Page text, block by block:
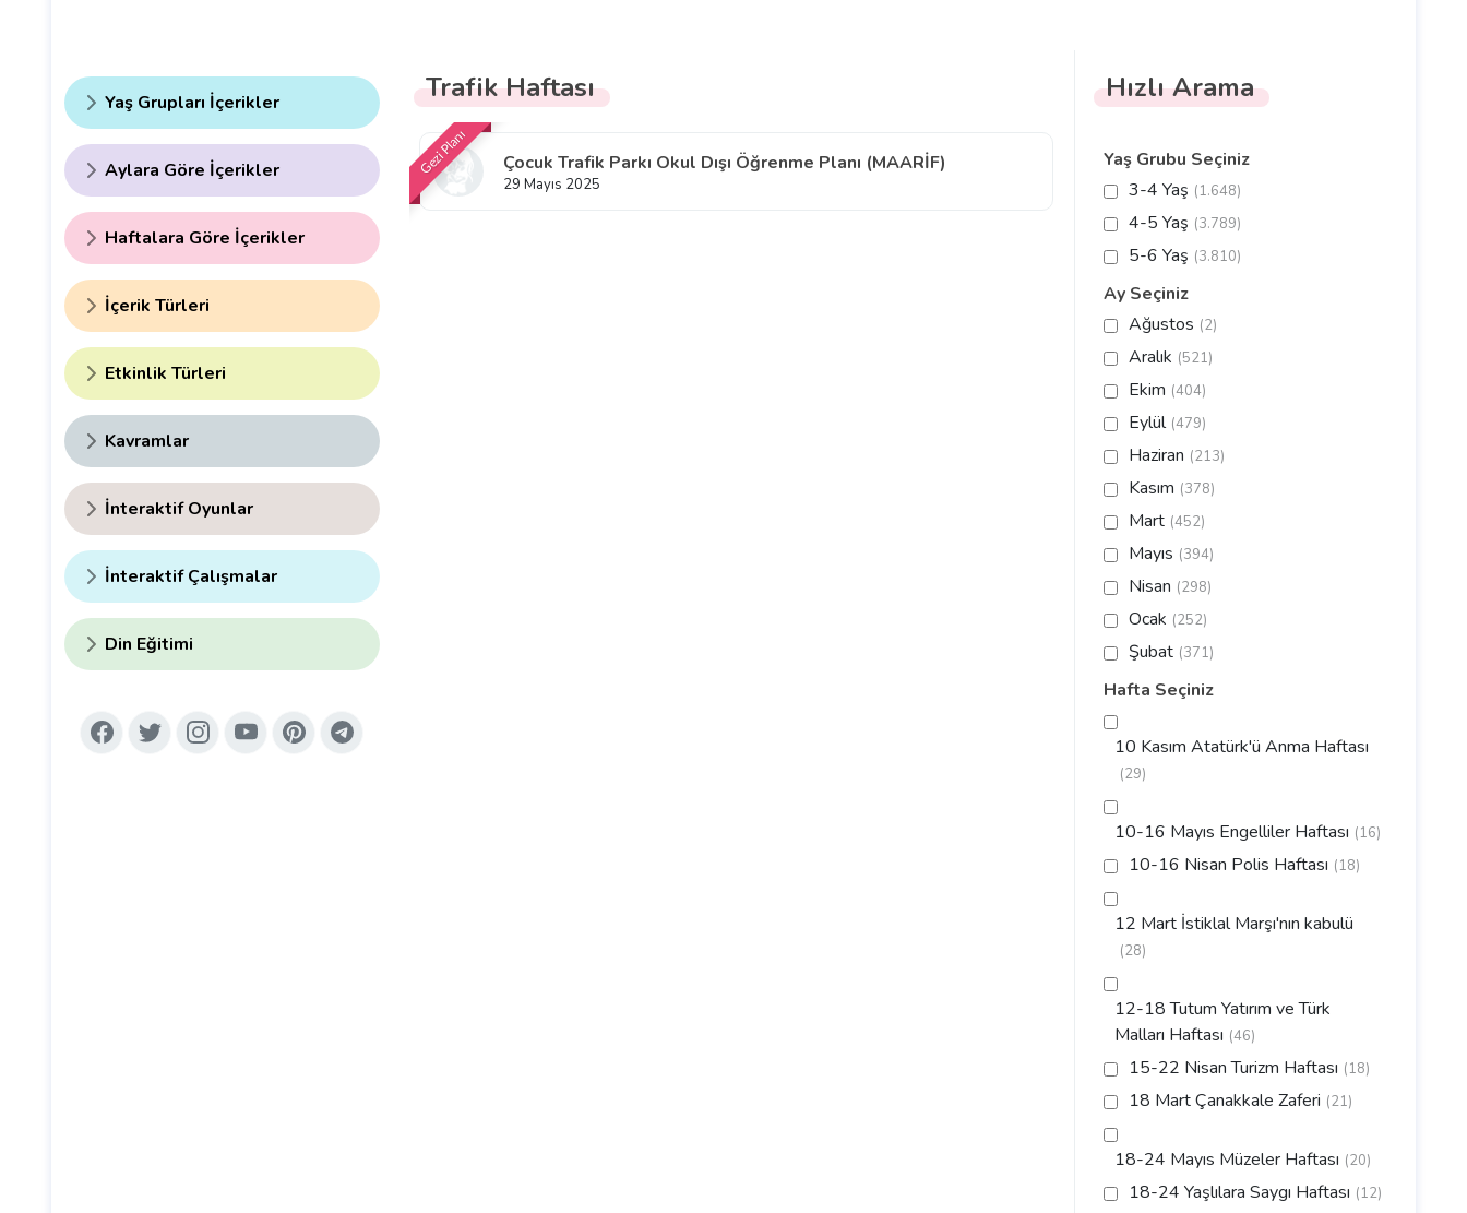
Yaş Grupları İçerikler
Aylara Göre İçerikler
Haftalara Göre İçerikler
İçerik Türleri
Etkinlik Türleri
Kavramlar
İnteraktif Oyunlar
İnteraktif Çalışmalar
Din Eğitimi
Trafik Haftası
Gezi Planı Çocuk Trafik Parkı Okul Dışı Öğrenme Planı (MAARİF)
29 Mayıs 2025
Hızlı Arama
Yaş Grubu Seçiniz
3-4 Yaş (1.648)
4-5 Yaş (3.789)
5-6 Yaş (3.810)
Ay Seçiniz
Ağustos (2)
Aralık (521)
Ekim (404)
Eylül (479)
Haziran (213)
Kasım (378)
Mart (452)
Mayıs (394)
Nisan (298)
Ocak (252)
Şubat (371)
Hafta Seçiniz
10 Kasım Atatürk'ü Anma Haftası
(29)
10-16 Mayıs Engelliler Haftası (16)
10-16 Nisan Polis Haftası (18)
12 Mart İstiklal Marşı'nın kabulü
(28)
12-18 Tutum Yatırım ve Türk
Malları Haftası (46)
15-22 Nisan Turizm Haftası (18)
18 Mart Çanakkale Zaferi (21)
18-24 Mayıs Müzeler Haftası (20)
18-24 Yaşlılara Saygı Haftası (12)